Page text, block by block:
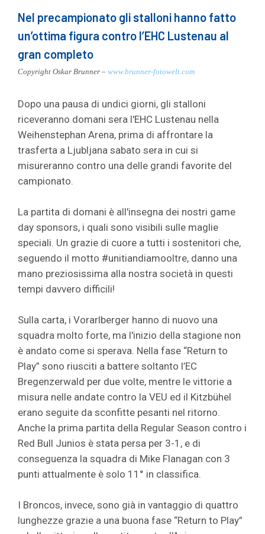
Nel precampionato gli stalloni hanno fatto
un’ottima figura contro l’EHC Lustenau al
gran completo
Copyright Oskar Brunner – www.brunner-fotowelt.com
Dopo una pausa di undici giorni, gli stalloni
riceveranno domani sera l'EHC Lustenau nella
Weihenstephan Arena, prima di affrontare la
trasferta a Ljubljana sabato sera in cui si
misureranno contro una delle grandi favorite del
campionato.
La partita di domani è all'insegna dei nostri game
day sponsors, i quali sono visibili sulle maglie
speciali. Un grazie di cuore a tutti i sostenitori che,
seguendo il motto #unitiandiamooltre, danno una
mano preziosissima alla nostra società in questi
tempi davvero difficili!
Sulla carta, i Vorarlberger hanno di nuovo una
squadra molto forte, ma l'inizio della stagione non
è andato come si sperava. Nella fase “Return to
Play” sono riusciti a battere soltanto l’EC
Bregenzerwald per due volte, mentre le vittorie a
misura nelle andate contro la VEU ed il Kitzbühel
erano seguite da sconfitte pesanti nel ritorno.
Anche la prima partita della Regular Season contro i
Red Bull Junios è stata persa per 3-1, e di
conseguenza la squadra di Mike Flanagan con 3
punti attualmente è solo 11° in classifica.
I Broncos, invece, sono già in vantaggio di quattro
lunghezze grazie a una buona fase “Return to Play”